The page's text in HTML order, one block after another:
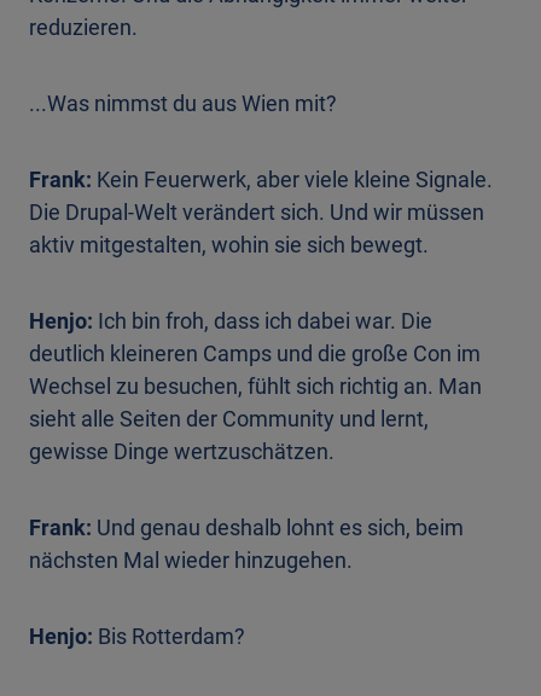
reduzieren.
...Was nimmst du aus Wien mit?
Frank: Kein Feuerwerk, aber viele kleine Signale.
Die Drupal-Welt verändert sich. Und wir müssen
aktiv mitgestalten, wohin sie sich bewegt.
Henjo: Ich bin froh, dass ich dabei war. Die
deutlich kleineren Camps und die große Con im
Wechsel zu besuchen, fühlt sich richtig an. Man
sieht alle Seiten der Community und lernt,
gewisse Dinge wertzuschätzen.
Frank: Und genau deshalb lohnt es sich, beim
nächsten Mal wieder hinzugehen.
Henjo: Bis Rotterdam?